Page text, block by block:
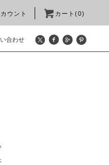
ウント カート(0)
合わせ